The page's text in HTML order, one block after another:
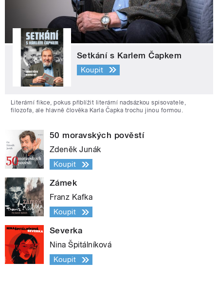
Setkání s Karlem Čapkem
Koupit
Literární fikce, pokus přiblížit literární nadsázkou spisovatele,
filozofa, ale hlavně člověka Karla Čapka trochu jinou formou.
50 moravských pověstí
Zdeněk Junák
Koupit
Zámek
Franz Kafka
Koupit
Severka
Nina Špitálníková
Koupit